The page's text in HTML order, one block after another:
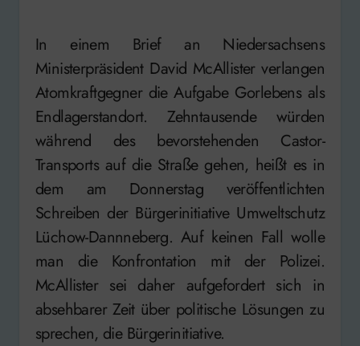
In einem Brief an Niedersachsens
Ministerpräsident David McAllister verlangen
Atomkraftgegner die Aufgabe Gorlebens als
Endlagerstandort. Zehntausende würden
während des bevorstehenden Castor-
Transports auf die Straße gehen, heißt es in
dem am Donnerstag veröffentlichten
Schreiben der Bürgerinitiative Umweltschutz
Lüchow-Dannneberg. Auf keinen Fall wolle
man die Konfrontation mit der Polizei.
McAllister sei daher aufgefordert sich in
absehbarer Zeit über politische Lösungen zu
sprechen, die Bürgerinitiative.